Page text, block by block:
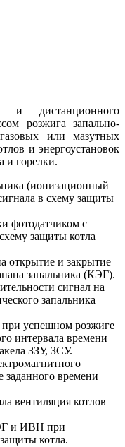
дистанционного
розжига запально-
или мазутных
и энергоустановок
и горелки.
(ионизационный
в схему защиты
фотодатчиком с
защиты котла
открытие и закрытие
запальника (КЭГ).
сигнал на
запальника
успешном розжиге
интервала времени
ЗЗУ, ЗСУ.
заданного времени
вентиляция котлов
и ИВН при
котла.